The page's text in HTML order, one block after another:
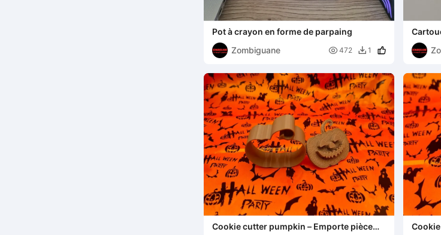
Pot à crayon en forme de parpaing
Zombiguane
 472  1
Cookie cutter pumpkin – Emporte pièce